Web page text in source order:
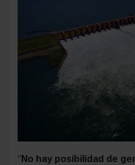
“ No hay posibilidad de